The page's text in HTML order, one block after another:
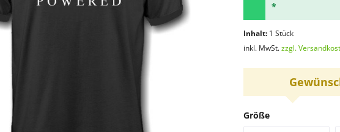
*
Inhalt: 1 Stück
inkl. MwSt.zzgl.
Größe